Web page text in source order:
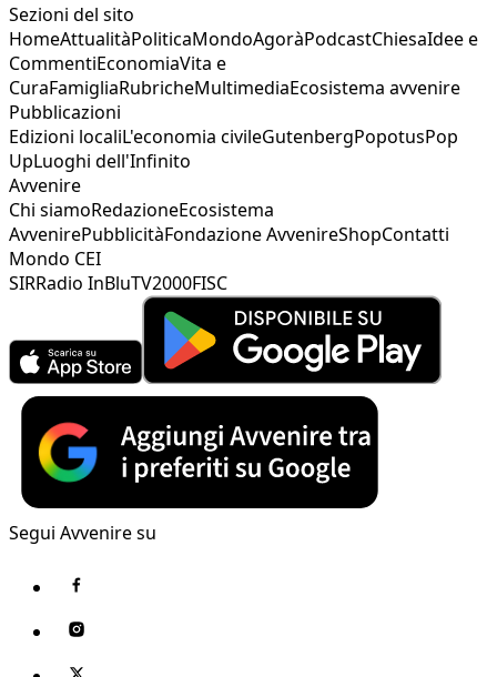
Sezioni del sito
HomeAttualitàPoliticaMondoAgoràPodcastChiesaIdee e
CommentiEconomiaVita e
CuraFamigliaRubricheMultimediaEcosistema avvenire
Pubblicazioni
Edizioni localiL'economia civileGutenbergPopotusPop
UpLuoghi dell'Infinito
Avvenire
Chi siamoRedazioneEcosistema
AvvenirePubblicitàFondazione AvvenireShopContatti
Mondo CEI
SIRRadio InBluTV2000FISC
Segui Avvenire su